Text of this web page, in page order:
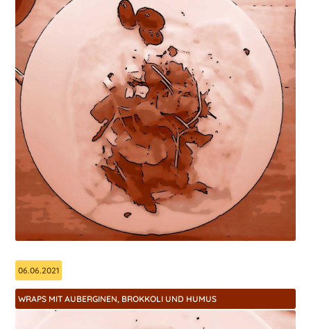
06.06.2021
WRAPS MIT AUBERGINEN, BROKKOLI UND HUMUS